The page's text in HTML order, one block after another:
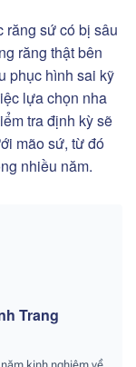
răng sứ có bị sâu
răng thật bên
phục hình sai kỹ
lựa chọn nha
tra định kỳ sẽ
mão sứ, từ đó
nhiều năm.
Trang